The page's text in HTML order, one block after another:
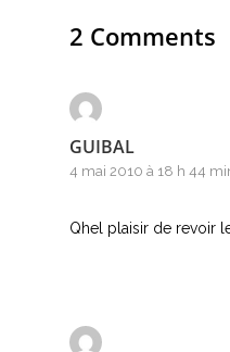
2 Comments
GUIBAL
4 mai 2010 à 18 h 44
Qhel plaisir de revoir